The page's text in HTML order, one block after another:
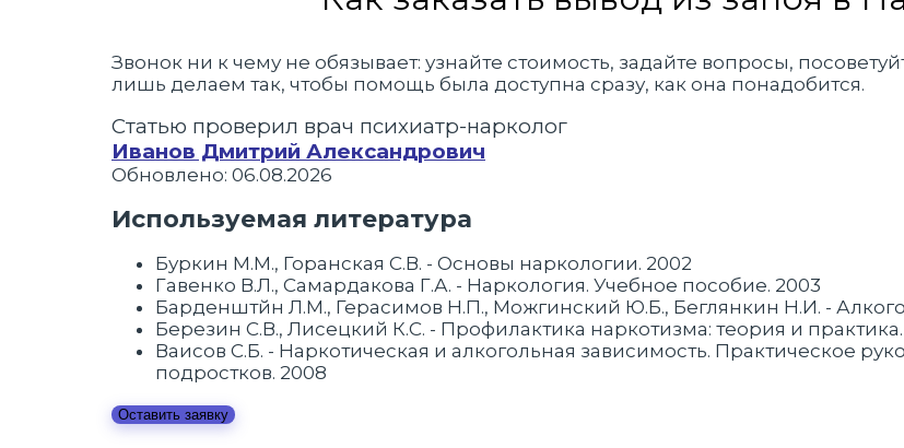
Звонок ни к чему не обязывает: узнайте стоимость, задайте вопросы,
лишь делаем так, чтобы помощь была доступна сразу, как она понадобится.
Статью проверил врач психиатр-нарколог
Иванов Дмитрий Александрович
Обновлено: 06.08.2026
Используемая литература
Буркин М.М., Горанская С.В. - Основы наркологии. 2002
Гавенко В.Л., Самардакова Г.А. - Наркология. Учебное пособие. 2003
Барденштйн Л.М., Герасимов Н.П., Можгинский Ю.Б., Беглянкин Н.И. -
Березин С.В., Лисецкий К.С. - Профилактика наркотизма: теория и
Ваисов С.Б. - Наркотическая и алкогольная зависимость. Практическое
подростков. 2008
Оставить заявку